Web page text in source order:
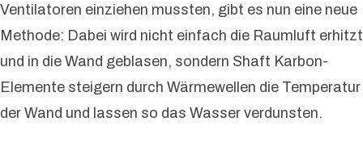
Ventilatoren einziehen mussten, gibt es nun eine neue
Methode: Dabei wird nicht einfach die Raumluft erhitzt
und in die Wand geblasen, sondern Shaft Karbon-
Elemente steigern durch Wärmewellen die Temperatur
der Wand und lassen so das Wasser verdunsten.